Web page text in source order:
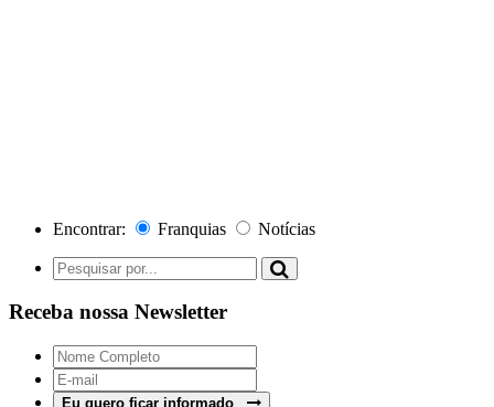
Encontrar: Franquias Notícias
Receba nossa Newsletter
Eu quero ficar informado